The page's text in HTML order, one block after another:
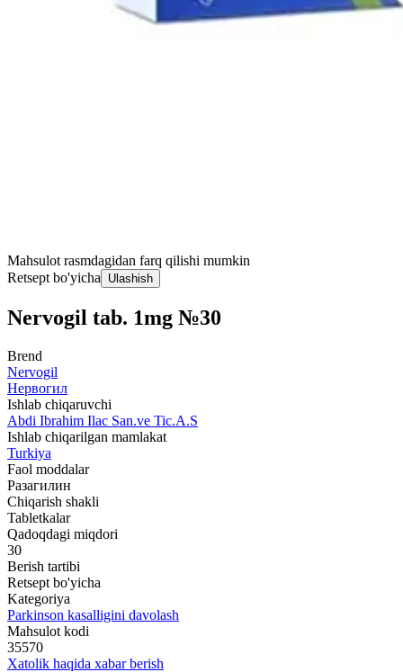
Mahsulot rasmdagidan farq qilishi mumkin
Retsept bo'yicha
Ulashish
Nervogil tab. 1mg №30
Brend
Nervogil
Нервогил
Ishlab chiqaruvchi
Abdi Ibrahim Ilac San.ve Tic.A.S
Ishlab chiqarilgan mamlakat
Turkiya
Faol moddalar
Разагилин
Chiqarish shakli
Tabletkalar
Qadoqdagi miqdori
30
Berish tartibi
Retsept bo'yicha
Kategoriya
Parkinson kasalligini davolash
Mahsulot kodi
35570
Xatolik haqida xabar berish